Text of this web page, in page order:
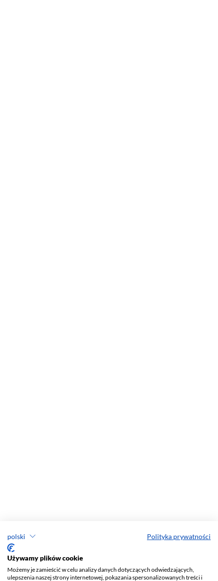
polski Polityka prywatności
Używamy plików cookie
Możemy je zamieścić w celu analizy danych dotyczących odwiedzających,
ulepszenia naszej strony internetowej, pokazania spersonalizowanych treści i